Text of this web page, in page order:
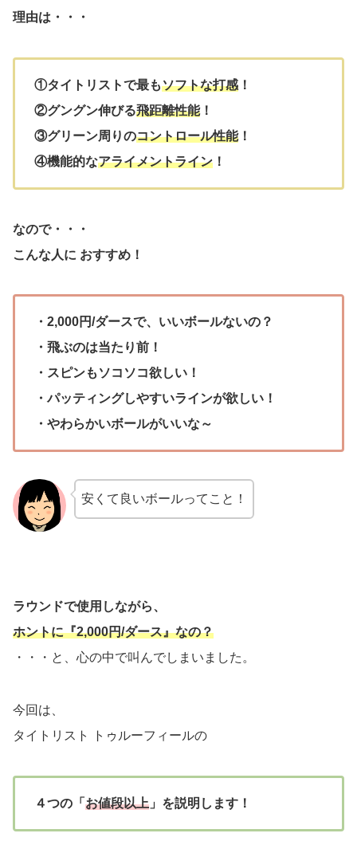
理由は・・・
①タイトリストで最もソフトな打感 ！
②グングン伸びる飛距離性能！
③グリーン周りのコントロール性能！
④機能的なアライメントライン ！
なので・・・
こんな人に おすすめ！
・2,000円/ダースで、いいボールないの？
・飛ぶのは当たり前！
・スピンもソコソコ欲しい！
・パッティングしやすいラインが欲しい！
・やわらかいボールがいいな～
安くて良いボールってこと！
ラウンドで使用しながら、
ホントに『2,000円/ダース』なの？
・・・と、心の中で叫んでしまいました。
今回は、
タイトリスト トゥルーフィールの
４つの「 お値段以上 」を説明します！